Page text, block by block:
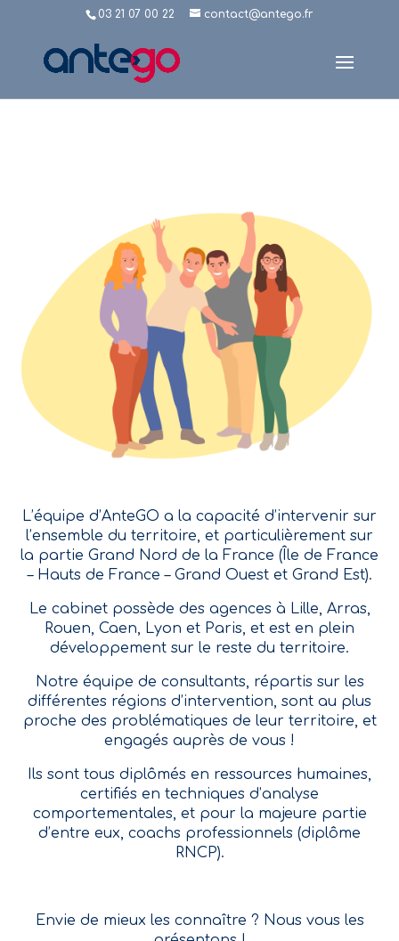
03 21 07 00 22 contact@antego.fr
L’équipe d’AnteGO a la capacité d’intervenir sur
l’ensemble du territoire, et particulièrement sur
la partie Grand Nord de la France (Île de France
– Hauts de France – Grand Ouest et Grand Est).
Le cabinet possède des agences à Lille, Arras,
Rouen, Caen, Lyon et Paris, et est en plein
développement sur le reste du territoire.
Notre équipe de consultants, répartis sur les
différentes régions d’intervention, sont au plus
proche des problématiques de leur territoire, et
engagés auprès de vous !
Ils sont tous diplômés en ressources humaines,
certifiés en techniques d’analyse
comportementales, et pour la majeure partie
d’entre eux, coachs professionnels (diplôme
RNCP).
Envie de mieux les connaître ? Nous vous les